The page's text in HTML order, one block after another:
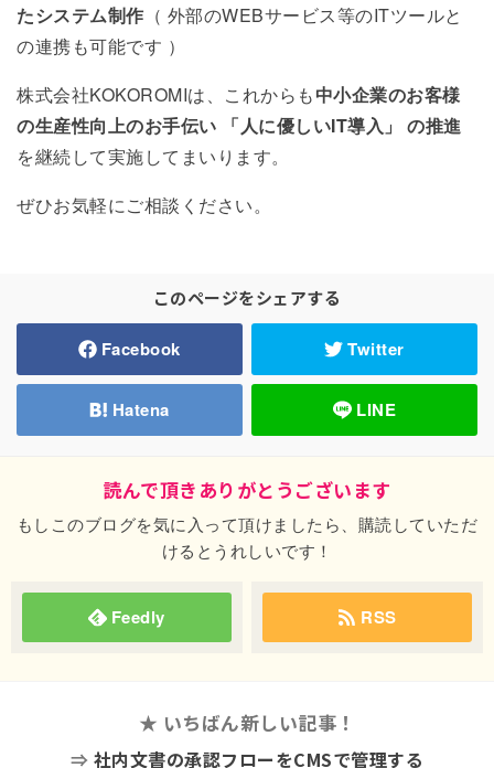
たシステム制作 （ 外部のWEBサービス等のITツールと
の連携も可能です ）
株式会社KOKOROMIは、これからも中小企業のお客様
の生産性向上のお手伝い 「人に優しいIT導入」 の推進
を継続して実施してまいります。
ぜひお気軽にご相談ください。
このページをシェアする
Facebook Twitter
Hatena LINE
読んで頂きありがとうございます
もしこのブログを気に入って頂けましたら、購読していただ
けるとうれしいです！
Feedly RSS
★ いちばん新しい記事！
⇒ 社内文書の承認フローをCMSで管理する